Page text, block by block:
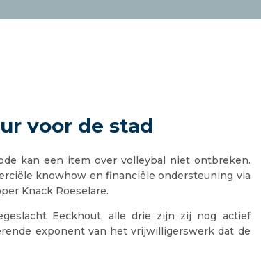
voor de stad
kan een item over volleybal niet ontbreken.
knowhow en financiële ondersteuning via
Knack Roeselare.
Eeckhout, alle drie zijn zij nog actief
exponent van het vrijwilligerswerk dat de